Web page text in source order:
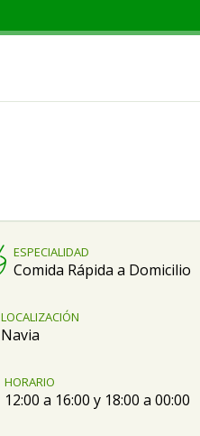
ESPECIALIDAD
Comida Rápida a Domicilio
LOCALIZACIÓN
Navia
HORARIO
12:00 a 16:00 y 18:00 a 00:00